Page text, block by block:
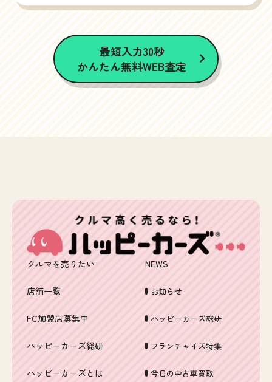
最短入力30秒
かんたん無料WEB査定
クルマを売りたい
店舗一覧
FC加盟店募集中
ハッピーカーズ総研
ハッピーカーズとは
NEWS
お知らせ
ハッピーカーズ総研
フランチャイズ特集
今日の中古車買取